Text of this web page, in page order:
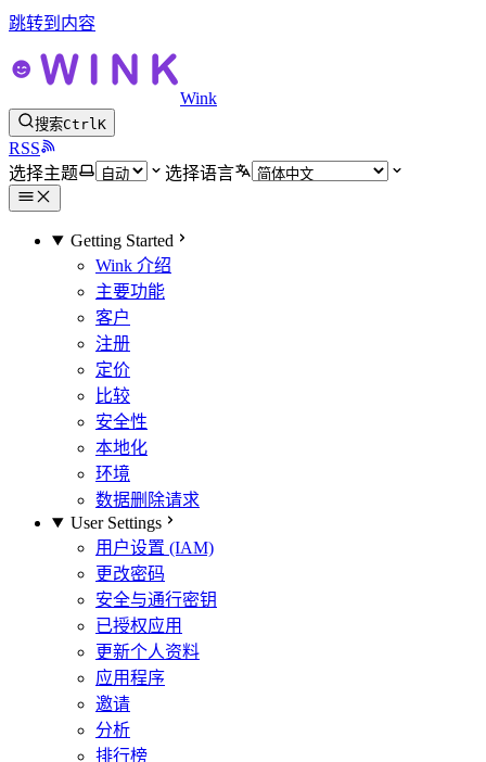
跳转到内容
Wink
搜索CtrlK
RSS
选择主题
选择语言
Getting Started
Wink 介绍
主要功能
客户
注册
定价
比较
安全性
本地化
环境
数据删除请求
User Settings
用户设置 (IAM)
更改密码
安全与通行密钥
已授权应用
更新个人资料
应用程序
邀请
分析
排行榜